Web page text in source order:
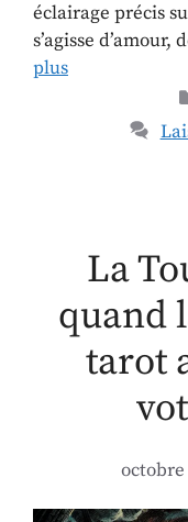
éclairage précis
s’agisse
plus
La
quand
tarot
octobre